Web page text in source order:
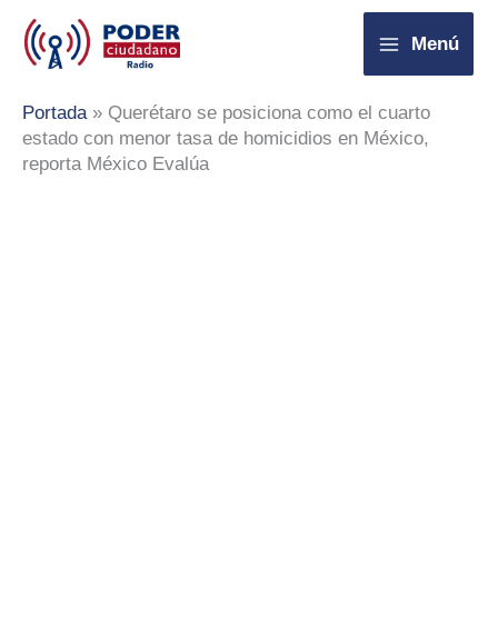
contenido
Menú
Portada» Querétaro se posiciona como el cuarto
estado con menor tasa de homicidios en México,
reporta México Evalúa